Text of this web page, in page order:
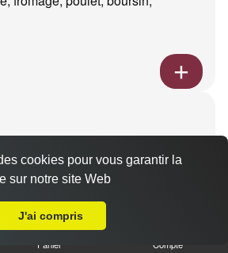
fromage, saumon fumé
Panier Compte
cookies pour vous garantir la
sur notre site Web
J'ai compris